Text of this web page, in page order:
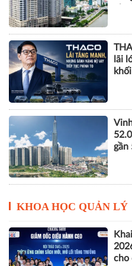
lãi
gần
KHOA HỌC QUẢN LÝ
cho